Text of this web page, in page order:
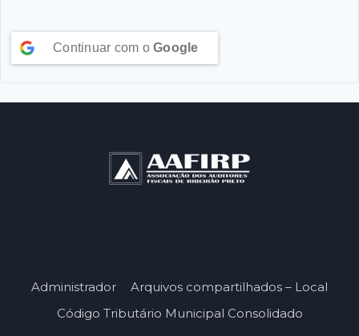
Continuar com o Google
Administrador
Arquivos compartilhados – Local
Código Tributário Municipal Consolidado